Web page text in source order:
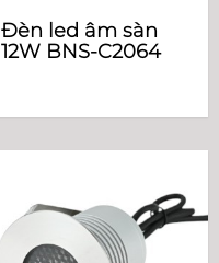
Đèn led âm sàn
12W BNS-C2064